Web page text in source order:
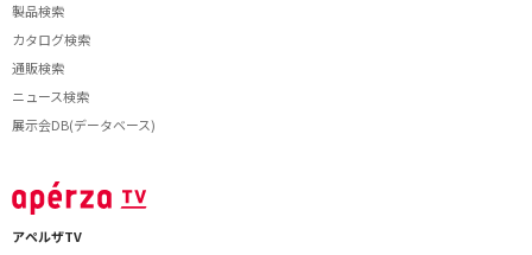
製品検索
カタログ検索
通販検索
ニュース検索
展示会DB(データベース)
アペルザTV